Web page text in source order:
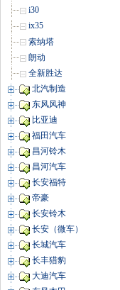
i30
ix35
索纳塔
朗动
全新胜达
北汽制造
东风风神
比亚迪
福田汽车
昌河铃木
昌河汽车
长安福特
帝豪
长安铃木
长安（微车）
长城汽车
长丰猎豹
大迪汽车